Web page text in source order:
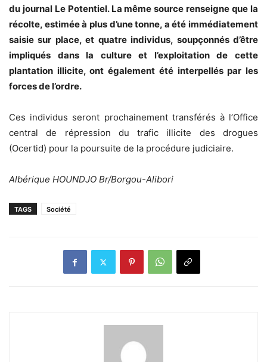
du journal Le Potentiel. La même source renseigne que la
récolte, estimée à plus d’une tonne, a été immédiatement
saisie sur place, et quatre individus, soupçonnés d’être
impliqués dans la culture et l’exploitation de cette
plantation illicite, ont également été interpellés par les
forces de l’ordre.
Ces individus seront prochainement transférés à l’Office
central de répression du trafic illicite des drogues
(Ocertid) pour la poursuite de la procédure judiciaire.
Albérique HOUNDJO Br/Borgou-Alibori
TAGS Société